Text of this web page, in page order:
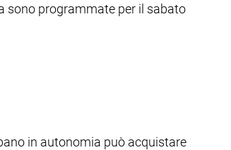
sono programmate per il sabato
in autonomia può acquistare